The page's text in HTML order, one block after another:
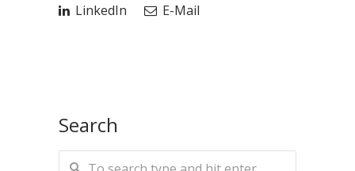
LinkedIn
E-Mail
Search